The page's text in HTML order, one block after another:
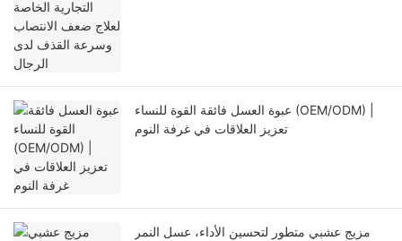
عبوة العسل فائقة القوة للنساء (OEM/ODM) |
تعزيز العلاقات في غرفة النوم
مزيج عشبي متطور لتحسين الأداء، عسل النمر